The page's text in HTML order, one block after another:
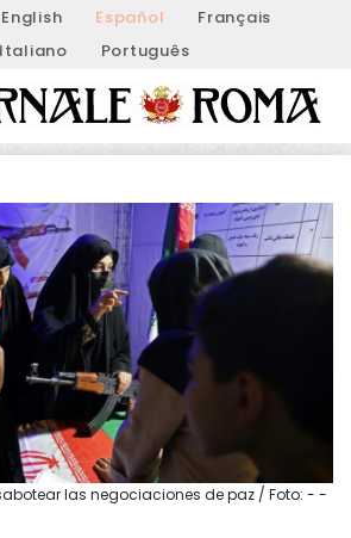
English Español
Français
Italiano
Português
las negociaciones de paz / Foto: - -